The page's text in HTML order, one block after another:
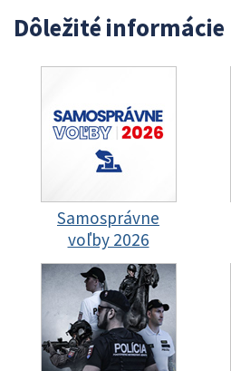
Dôležité informácie
Samosprávne
voľby 2026